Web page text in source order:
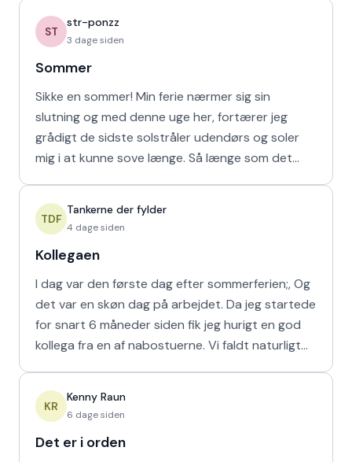
ST
str-ponzz
3 dage siden
Sommer
Sikke en sommer! Min ferie nærmer sig sin
slutning og med denne uge her, fortærer jeg
grådigt de sidste solstråler udendørs og soler
mig i at kunne sove længe. Så længe som det
TDF
Tankerne der fylder
4 dage siden
Kollegaen
I dag var den første dag efter sommerferien;, Og
det var en skøn dag på arbejdet. Da jeg startede
for snart 6 måneder siden fik jeg hurigt en god
kollega fra en af nabostuerne. Vi faldt naturligt
KR
Kenny Raun
6 dage siden
Det er i orden